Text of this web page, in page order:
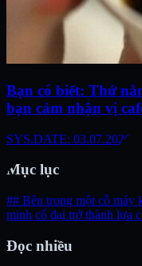
Bạn có biết: Thứ
bạn cảm nhận vị
SYS.DATE: 03.07.2026
Mục lục
## Bên trong một cỗ máy
minh cổ đại trở thành lựa
Đọc nhiều